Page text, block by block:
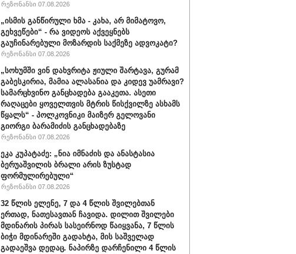
რეზონანსი 07.08.2026
„ისმის განწირული ხმა - კახა, არ მიმატოვო,
გეხვეწები“ - რა ვიდეოს აქვეყნებს
გაუჩინარებული მოზარდის საქმეზე ადვოკატი?
რეზონანსი 07.08.2026
„სოხუმში ვინ დახვრიტა ჟიული შარტავა, გურამ
გაბესკირია, მამია ალასანია და კიდევ უამრავი?
სამარცხვინო განცხადება გააკეთა. ასეთი
რაღაცები ყოველთვის მტრის წისქვილზე ასხამს
წყალს“ - პოლკოვნიკი მაიზერ გელოვანი
გიორგი ბარამიძის განცხადებაზე
რეზონანსი 07.08.2026
ეკა კუპატაძე: „ნია იმნაძის და ანასტასია
ბერუაშვილის ბრალი არის ზუსტად
ფორმულირებული“
რეზონანსი 07.08.2026
32 წლის ელენე, 7 და 4 წლის შვილებთან
ერთად, ნათესავთან ჩავიდა. დილით შვილები
მდინარის პირას სასეირნოდ წაიყვანა, 7 წლის
ბიჭი მდინარეში გადახტა, მის საშველად
გადაეშვა დედაც. ნაპირზე დარჩენილი 4 წლის